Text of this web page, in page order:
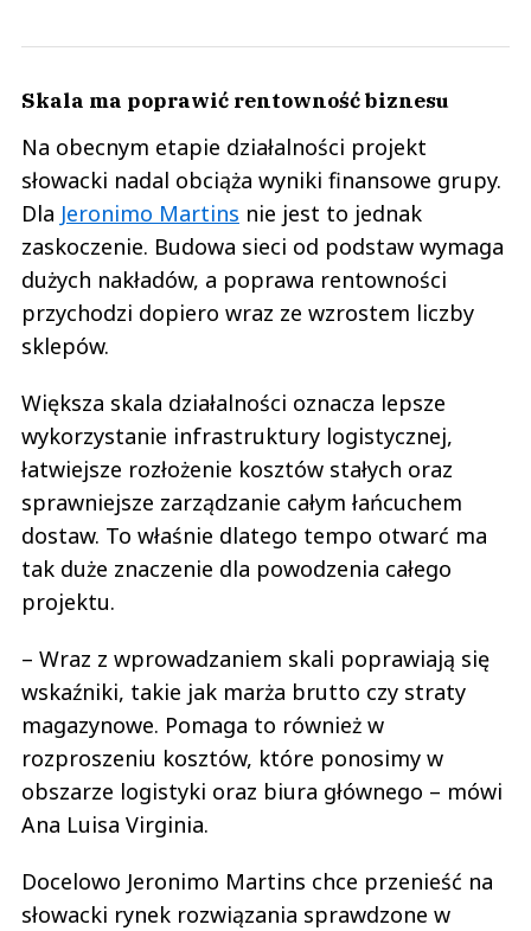
Skala ma poprawić rentowność biznesu
Na obecnym etapie działalności projekt
słowacki nadal obciąża wyniki finansowe grupy.
Dla Jeronimo Martins nie jest to jednak
zaskoczenie. Budowa sieci od podstaw wymaga
dużych nakładów, a poprawa rentowności
przychodzi dopiero wraz ze wzrostem liczby
sklepów.
Większa skala działalności oznacza lepsze
wykorzystanie infrastruktury logistycznej,
łatwiejsze rozłożenie kosztów stałych oraz
sprawniejsze zarządzanie całym łańcuchem
dostaw. To właśnie dlatego tempo otwarć ma
tak duże znaczenie dla powodzenia całego
projektu.
– Wraz z wprowadzaniem skali poprawiają się
wskaźniki, takie jak marża brutto czy straty
magazynowe. Pomaga to również w
rozproszeniu kosztów, które ponosimy w
obszarze logistyki oraz biura głównego – mówi
Ana Luisa Virginia.
Docelowo Jeronimo Martins chce przenieść na
słowacki rynek rozwiązania sprawdzone w